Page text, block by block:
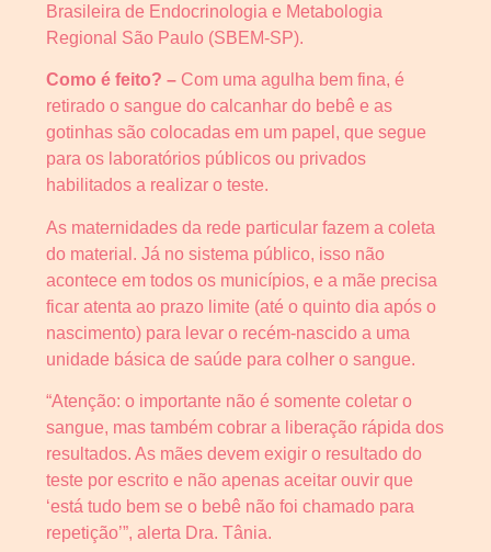
Brasileira de Endocrinologia e Metabologia
Regional São Paulo (SBEM-SP).
Como é feito? – Com uma agulha bem fina, é
retirado o sangue do calcanhar do bebê e as
gotinhas são colocadas em um papel, que segue
para os laboratórios públicos ou privados
habilitados a realizar o teste.
As maternidades da rede particular fazem a coleta
do material. Já no sistema público, isso não
acontece em todos os municípios, e a mãe precisa
ficar atenta ao prazo limite (até o quinto dia após o
nascimento) para levar o recém-nascido a uma
unidade básica de saúde para colher o sangue.
“Atenção: o importante não é somente coletar o
sangue, mas também cobrar a liberação rápida dos
resultados. As mães devem exigir o resultado do
teste por escrito e não apenas aceitar ouvir que
‘está tudo bem se o bebê não foi chamado para
repetição’”, alerta Dra. Tânia.